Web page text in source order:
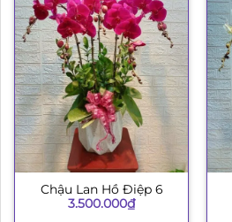
Chậu Lan Hồ Điệp 6
3.500.000₫